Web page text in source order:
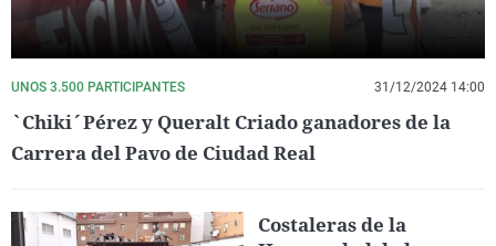
UNOS 3.500 PARTICIPANTES 31/12/2024 14:00
`Chiki´Pérez y Queralt Criado ganadores de la
Carrera del Pavo de Ciudad Real
Costaleras de la